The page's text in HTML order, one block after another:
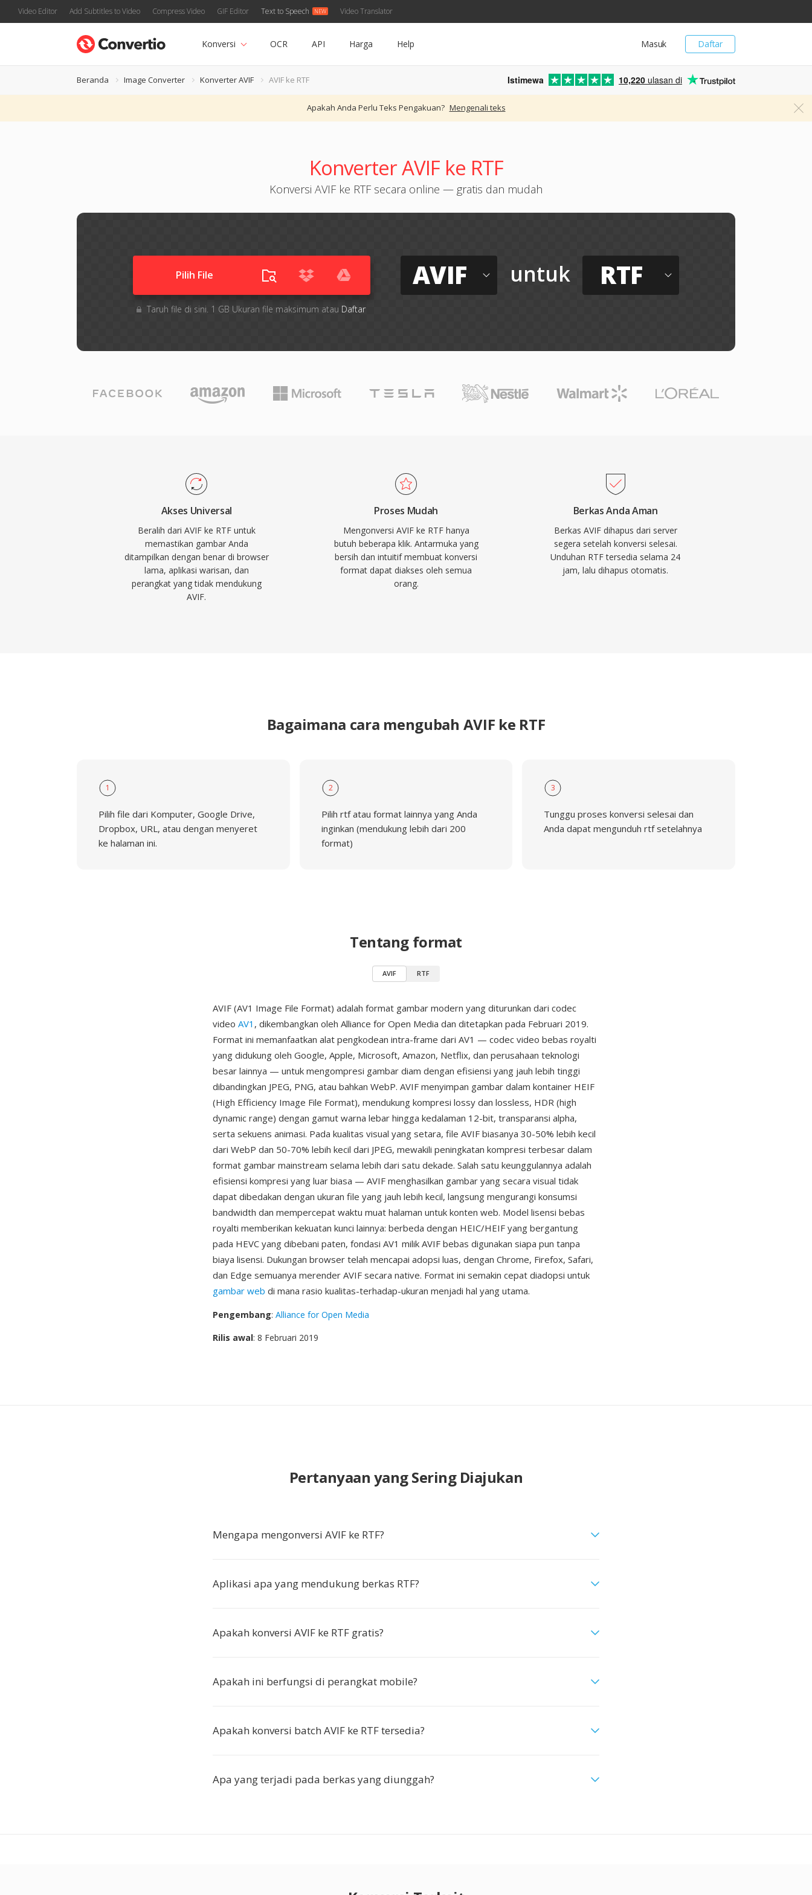
Video Editor Add Subtitles to Video Compress Video GIF Editor Text to Speech Video Translator
Daftar
Masuk
Konversi OCR API Harga Help
Beranda Image Converter Konverter AVIF AVIF ke RTF Istimewa 10,220 ulasan di
Apakah Anda Perlu Teks Pengakuan? Mengenali teks
Konverter AVIF ke RTF
Konversi AVIF ke RTF secara online — gratis dan mudah
Pilih File
Taruh file di sini. 1 GB Ukuran file maksimum atau Daftar
AVIF untuk RTF
Akses Universal
Beralih dari AVIF ke RTF untuk
memastikan gambar Anda
ditampilkan dengan benar di browser
lama, aplikasi warisan, dan
perangkat yang tidak mendukung
AVIF.
Proses Mudah
Mengonversi AVIF ke RTF hanya
butuh beberapa klik. Antarmuka yang
bersih dan intuitif membuat konversi
format dapat diakses oleh semua
orang.
Berkas Anda Aman
Berkas AVIF dihapus dari server
segera setelah konversi selesai.
Unduhan RTF tersedia selama 24
jam, lalu dihapus otomatis.
Bagaimana cara mengubah AVIF ke RTF
1
Pilih file dari Komputer, Google Drive,
Dropbox, URL, atau dengan menyeret
ke halaman ini.
2
Pilih rtf atau format lainnya yang Anda
inginkan (mendukung lebih dari 200
format)
3
Tunggu proses konversi selesai dan
Anda dapat mengunduh rtf setelahnya
Tentang format
AVIF RTF
AVIF (AV1 Image File Format) adalah format gambar modern yang diturunkan dari codec
video AV1 , dikembangkan oleh Alliance for Open Media dan ditetapkan pada Februari 2019.
Format ini memanfaatkan alat pengkodean intra-frame dari AV1 — codec video bebas royalti
yang didukung oleh Google, Apple, Microsoft, Amazon, Netflix, dan perusahaan teknologi
besar lainnya — untuk mengompresi gambar diam dengan efisiensi yang jauh lebih tinggi
dibandingkan JPEG, PNG, atau bahkan WebP. AVIF menyimpan gambar dalam kontainer HEIF
(High Efficiency Image File Format), mendukung kompresi lossy dan lossless, HDR (high
dynamic range) dengan gamut warna lebar hingga kedalaman 12-bit, transparansi alpha,
serta sekuens animasi. Pada kualitas visual yang setara, file AVIF biasanya 30-50% lebih kecil
dari WebP dan 50-70% lebih kecil dari JPEG, mewakili peningkatan kompresi terbesar dalam
format gambar mainstream selama lebih dari satu dekade. Salah satu keunggulannya adalah
efisiensi kompresi yang luar biasa — AVIF menghasilkan gambar yang secara visual tidak
dapat dibedakan dengan ukuran file yang jauh lebih kecil, langsung mengurangi konsumsi
bandwidth dan mempercepat waktu muat halaman untuk konten web. Model lisensi bebas
royalti memberikan kekuatan kunci lainnya: berbeda dengan HEIC/HEIF yang bergantung
pada HEVC yang dibebani paten, fondasi AV1 milik AVIF bebas digunakan siapa pun tanpa
biaya lisensi. Dukungan browser telah mencapai adopsi luas, dengan Chrome, Firefox, Safari,
dan Edge semuanya merender AVIF secara native. Format ini semakin cepat diadopsi untuk
gambar web di mana rasio kualitas-terhadap-ukuran menjadi hal yang utama.
Pengembang: Alliance for Open Media
Rilis awal: 8 Februari 2019
Pertanyaan yang Sering Diajukan
Mengapa mengonversi AVIF ke RTF?
Aplikasi apa yang mendukung berkas RTF?
Apakah konversi AVIF ke RTF gratis?
Apakah ini berfungsi di perangkat mobile?
Apakah konversi batch AVIF ke RTF tersedia?
Apa yang terjadi pada berkas yang diunggah?